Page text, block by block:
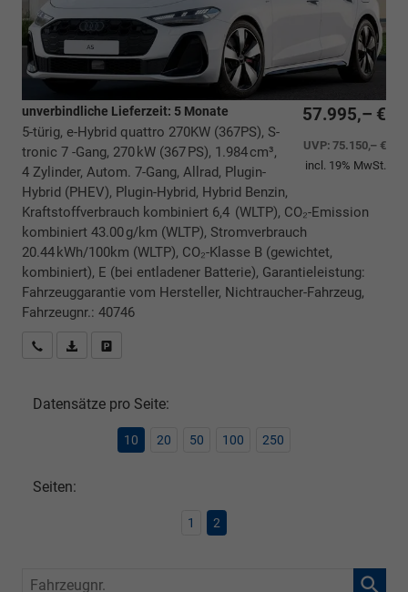
57.995,– €
UVP:75.150,– €
incl. 19% MwSt.
unverbindliche Lieferzeit: 5 Monate
5-türig, e-Hybrid quattro 270KW (367PS), S-
tronic 7 -Gang, 270 kW (367 PS), 1.984 cm³,
4 Zylinder, Autom. 7-Gang, Allrad, Plugin-
Hybrid (PHEV), Plugin-Hybrid, Hybrid Benzin,
Kraftstoffverbrauch kombiniert 6,4 (WLTP), CO₂-Emission
kombiniert 43.00 g/km (WLTP), Stromverbrauch
20.44 kWh/100km (WLTP), CO₂-Klasse B (gewichtet,
kombiniert), E (bei entladener Batterie), Garantieleistung:
Fahrzeuggarantie vom Hersteller, Nichtraucher-Fahrzeug,
Fahrzeugnr.: 40746
Rückrufbitte absenden
PDF-Datei, Fahrzeugexposé drucken
Datensätze pro Seite:
10 20 50 100 250
Seiten:
1 2
Fahrzeugnr.